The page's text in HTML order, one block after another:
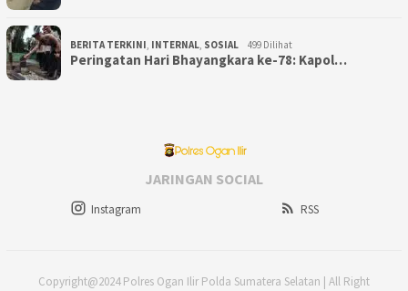
BERITA TERKINI, INTERNAL, SOSIAL 499 Dilihat
Peringatan Hari Bhayangkara ke-78: Kapol…
JARINGAN SOCIAL
Instagram RSS
Copyright@2024 Polres Ogan Ilir Polda Sumatera Selatan | All Right